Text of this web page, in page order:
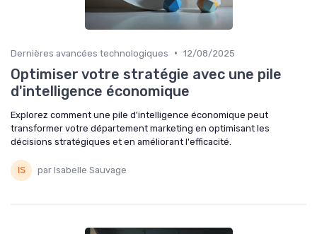
Dernières avancées technologiques • 12/08/2025
Optimiser votre stratégie avec une pile
d'intelligence économique
Explorez comment une pile d'intelligence économique peut
transformer votre département marketing en optimisant les
décisions stratégiques et en améliorant l'efficacité.
par Isabelle Sauvage